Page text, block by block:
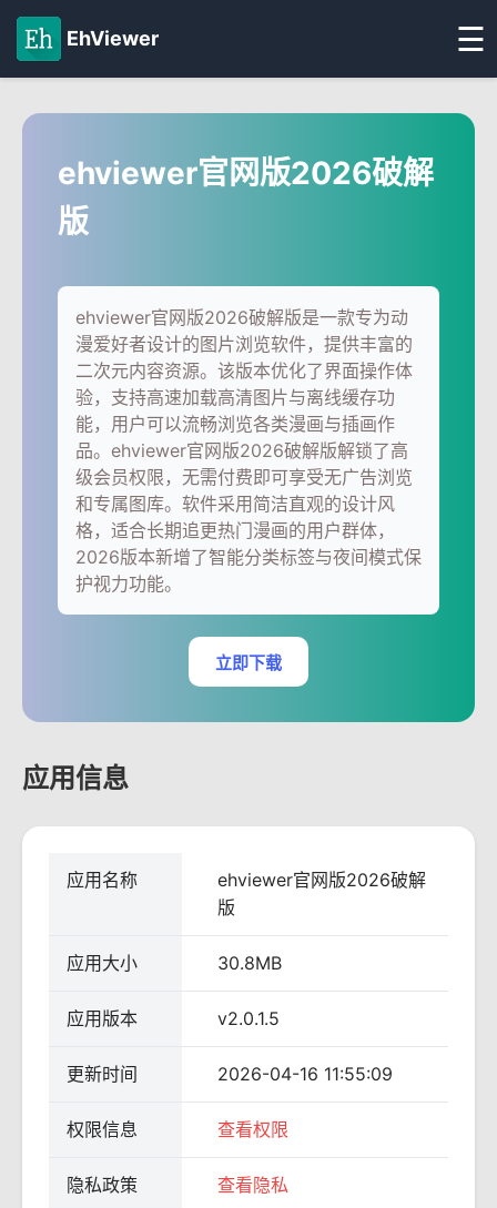
EhViewer ☰
ehviewer官网版2026破解
版
ehviewer官网版2026破解版是一款专为动
漫爱好者设计的图片浏览软件，提供丰富的
二次元内容资源。该版本优化了界面操作体
验，支持高速加载高清图片与离线缓存功
能，用户可以流畅浏览各类漫画与插画作
品。ehviewer官网版2026破解版解锁了高
级会员权限，无需付费即可享受无广告浏览
和专属图库。软件采用简洁直观的设计风
格，适合长期追更热门漫画的用户群体，
2026版本新增了智能分类标签与夜间模式保
护视力功能。
立即下载
应用信息
应用名称
ehviewer官网版2026破解
版
应用大小 30.8MB
应用版本 v2.0.1.5
更新时间 2026-04-16 11:55:09
权限信息 查看权限
隐私政策 查看隐私